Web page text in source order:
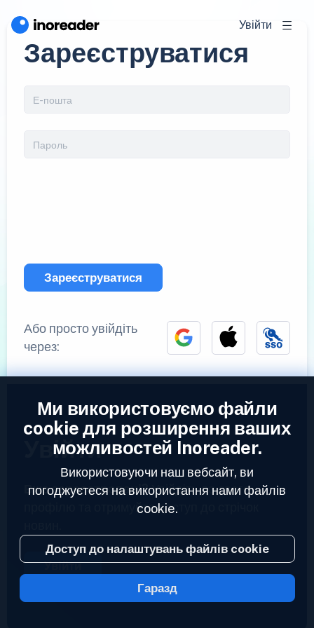
Увійти
Зареєструватися
Зареєструватися
Або просто увійдіть
через:
Увійти
Вже зареєстровані?Увійдіть до свого
профілю та отримуйте доступ до стрічок
Увійти
2023 © Inoreader
Ми використовуємо файли
cookie для розширення ваших
можливостей Inoreader.
Використовуючи наш вебсайт, ви
погоджуєтеся на використання нами файлів
cookie.
Доступ до налаштувань файлів cookie
Гаразд